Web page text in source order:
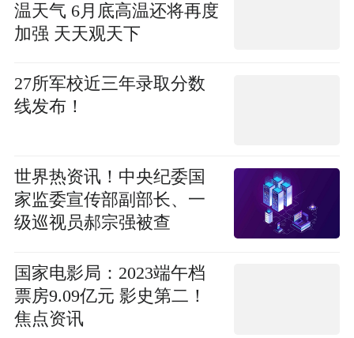
温天气 6月底高温还将再度
加强 天天观天下
27所军校近三年录取分数
线发布！
世界热资讯！​中央纪委国
家监委宣传部副部长、一
级巡视员郝宗强被查
国家电影局：2023端午档
票房9.09亿元 影史第二！
焦点资讯